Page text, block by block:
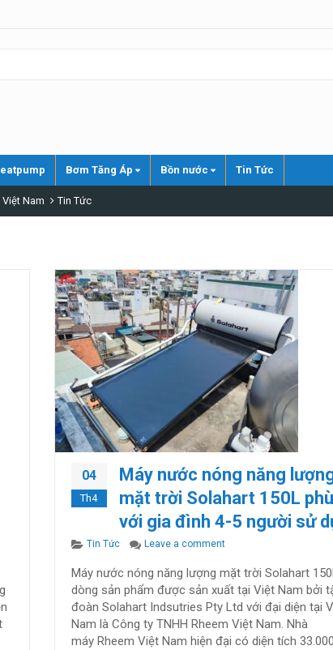
Bơm Tăng Áp Bồn nước Tin Tức
Nam Tin Tức
Australia chính hãng tại Việt Nam
04
Th4
Máy nước nóng năng
mặt trời Solahart 150L
với gia đình 4-5 người sử
Categories
Tin Tức Leave a commenton Máy nước nóng
Máy nước nóng năng lượng mặt trời Solahart
dòng sản phẩm được sản xuất tại Việt Nam bởi
đoàn Solahart Indsutries Pty Ltd với đại diện tại
Nam là Công ty TNHH Rheem Việt Nam. Nhà
máy Rheem Việt Nam hiện đại có diện tích